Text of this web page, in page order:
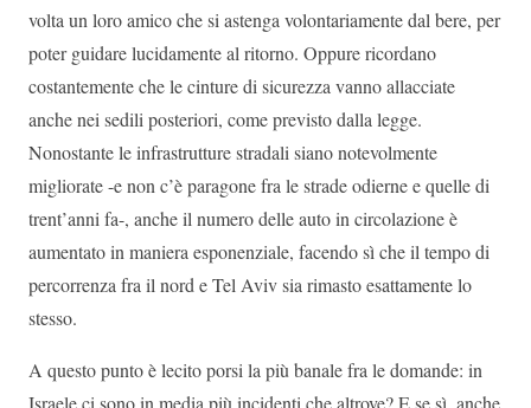
volta un loro amico che si astenga volontariamente dal bere, per
poter guidare lucidamente al ritorno. Oppure ricordano
costantemente che le cinture di sicurezza vanno allacciate
anche nei sedili posteriori, come previsto dalla legge.
Nonostante le infrastrutture stradali siano notevolmente
migliorate -e non c’è paragone fra le strade odierne e quelle di
trent’anni fa-, anche il numero delle auto in circolazione è
aumentato in maniera esponenziale, facendo sì che il tempo di
percorrenza fra il nord e Tel Aviv sia rimasto esattamente lo
stesso.
A questo punto è lecito porsi la più banale fra le domande: in
Israele ci sono in media più incidenti che altrove? E se sì, anche